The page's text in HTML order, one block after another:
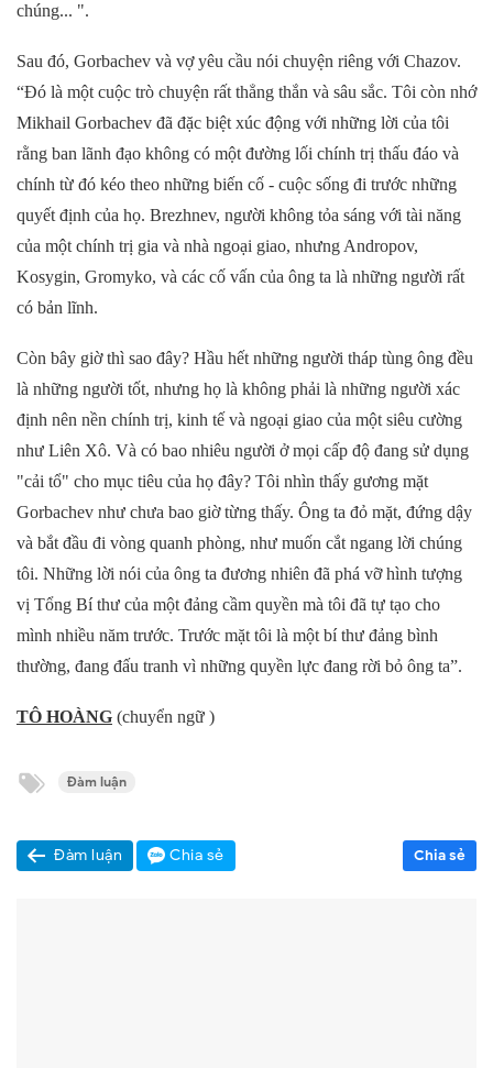
chúng... ".
Sau đó, Gorbachev và vợ yêu cầu nói chuyện riêng với Chazov.
“Đó là một cuộc trò chuyện rất thẳng thắn và sâu sắc. Tôi còn nhớ
Mikhail Gorbachev đã đặc biệt xúc động với những lời của tôi
rằng ban lãnh đạo không có mộtđường lối chính trị thấu đáo và
chính từ đó kéo theo những biến cố - cuộc sống đi trước những
quyết định của họ. Brezhnev, người không tỏa sáng với tài năng
của một chính trị gia và nhà ngoại giao, nhưng Andropov,
Kosygin, Gromyko, và các cố vấn của ông ta là những người rất
có bản lĩnh.
Còn bây giờthì sao đây? Hầu hết những người tháp tùng ông đều
là những người tốt, nhưng họ là không phải là những người xác
định nên nền chính trị, kinh tế và ngoại giao của một siêu cường
như Liên Xô. Và có bao nhiêu người ở mọi cấp độ đang sử dụng
"cải tổ" cho mục tiêu của họ đây? Tôi nhìn thấy gương mặt
Gorbachev như chưa bao giờtừng thấy. Ông ta đỏ mặt, đứng dậy
và bắt đầu đi vòng quanh phòng, như muốn cắt ngang lời chúng
tôi. Những lời nói của ông ta đương nhiên đã phá vỡhình tượng
vị Tổng Bí thư của một đảng cầm quyền mà tôi đã tự tạo cho
mình nhiều năm trước. Trước mặt tôi là một bí thư đảng bình
thường, đang đấu tranh vì những quyền lực đang rời bỏ ông ta”.
TÔ HOÀNG (chuyển ngữ )
Đàm luận
Đàm luận Chia sẻ Chia sẻ